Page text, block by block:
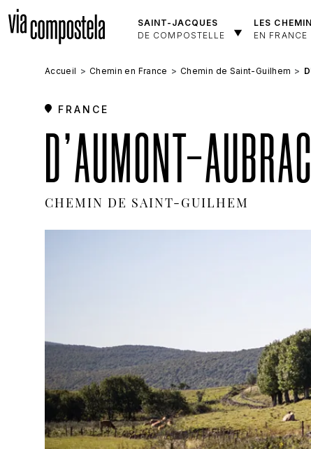
Aller au contenu principal
SAINT-JACQUES
DE COMPOSTELLE
LES
EN FRANCE
Accueil Chemin en France Chemin de Saint-Guilhem
FRANCE
D'AUMONT-
CHEMIN DE SAINT-GUILHEM